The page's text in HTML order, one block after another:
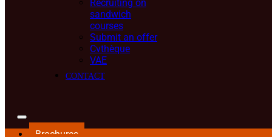
Recruiting on
sandwich
courses
Submit an offer
Cvthèque
VAE
CONTACT
Brochures